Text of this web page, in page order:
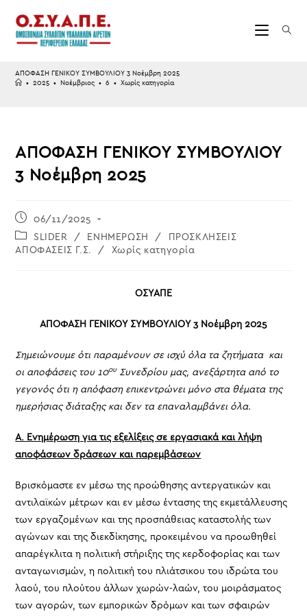
content
ΑΠΟΦΑΣΗ ΓΕΝΙΚΟΥ ΣΥΜΒΟΥΛΙΟΥ 3 Νοέμβρη 2025
• 2025 • Νοέμβριος • 6 • Χωρίς κατηγορία
ΑΠΟΦΑΣΗ ΓΕΝΙΚΟΥ ΣΥΜΒΟΥΛΙΟΥ
3 Νοέμβρη 2025
Post
published:
06/11/2025
Post
category:
SLIDER / ΕΝΗΜΕΡΩΣΗ /
ΠΡΟΣΚΛΗΣΕΙΣ
ΑΠΟΦΑΣΕΙΣ Γ.Σ.
/ Χωρίς κατηγορία
ΟΣΥΑΠΕ
ΑΠΟΦΑΣΗ ΓΕΝΙΚΟΥ ΣΥΜΒΟΥΛΙΟΥ 3 Νοέμβρη 2025
Σημειώνουμε ότι παραμένουν σε ισχύ όλα τα ζητήματα και
οι αποφάσεις του 10ου Συνεδρίου μας, ανεξάρτητα από το
γεγονός ότι η απόφαση επικεντρώνει μόνο στα θέματα της
ημερήσιας διάταξης και δεν τα επαναλαμβάνει όλα.
Α. Ενημέρωση για τις εξελίξεις σε εργασιακά και λήψη
αποφάσεων δράσεων και παρεμβάσεων
Βρισκόμαστε εν μέσω της προώθησης αντεργατικών και
αντιλαϊκών μέτρων και εν μέσω έντασης της εκμετάλλευσης
των εργαζομένων και της προσπάθειας καταστολής των
αγώνων και της διεκδίκησης, προκειμένου να προωθηθεί
απαρέγκλιτα η πολιτική στήριξης της κερδοφορίας και των
ανταγωνισμών, η πολιτική του πλιάτσικου του ιδρώτα του
λαού, του πλούτου άλλων χωρών-λαών, του μοιράσματος
των αγορών, των εμπορικών δρόμων και των σφαιρών